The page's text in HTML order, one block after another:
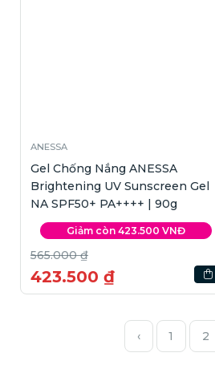
ANESSA
Gel Chống Nắng ANESSA
Brightening UV Sunscreen Gel
NA SPF50+ PA++++ | 90g
Giảm còn 423.500 VNĐ
565.000 ₫
423.500 ₫
‹ 1 2